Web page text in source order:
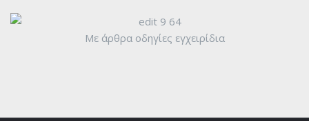
Με άρθρα οδηγίες εγχειρίδια